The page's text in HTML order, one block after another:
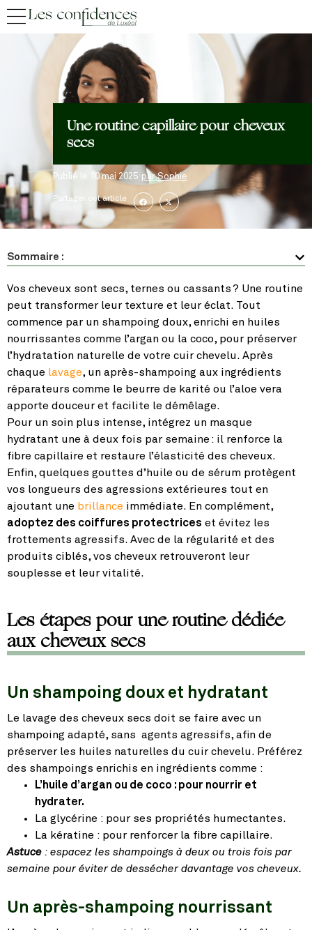
Une routine capillaire pour cheveux
secs
Publié le 10 mai 2025 parSophie
Partager cet article
Sommaire :
Vos cheveux sont secs, ternes ou cassants ? Une routine
peut transformer leur texture et leur éclat. Tout
commence par un shampoing doux, enrichi en huiles
nourrissantes comme l’argan ou la coco, pour préserver
l’hydratation naturelle de votre cuir chevelu. Après
chaque lavage, un après-shampoing aux ingrédients
réparateurs comme le beurre de karité ou l’aloe vera
apporte douceur et facilite le démêlage.
Pour un soin plus intense, intégrez un masque
hydratant une à deux fois par semaine : il renforce la
fibre capillaire et restaure l’élasticité des cheveux.
Enfin, quelques gouttes d’huile ou de sérum protègent
vos longueurs des agressions extérieures tout en
ajoutant une brillance immédiate. En complément,
adoptez des coiffures protectrices et évitez les
frottements agressifs. Avec de la régularité et des
produits ciblés, vos cheveux retrouveront leur
souplesse et leur vitalité.
Les étapes pour une routine dédiée
aux cheveux secs
Un shampoing doux et hydratant
Le lavage des cheveux secs doit se faire avec un
shampoing adapté, sans agents agressifs, afin de
préserver les huiles naturelles du cuir chevelu. Préférez
des shampoings enrichis en ingrédients comme :
L’huile d’argan ou de coco : pour nourrir et
hydrater.
La glycérine : pour ses propriétés humectantes.
La kératine : pour renforcer la fibre capillaire.
Astuce : espacez les shampoings à deux ou trois fois par
semaine pour éviter de dessécher davantage vos cheveux.
Un après-shampoing nourrissant